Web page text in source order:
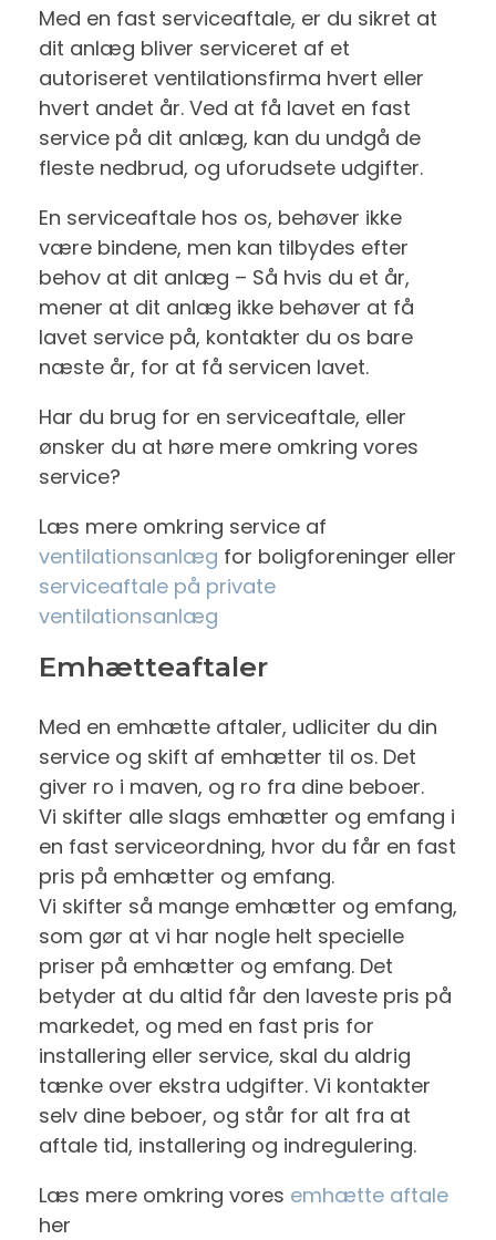
Med en fast serviceaftale, er du sikret at
dit anlæg bliver serviceret af et
autoriseret ventilationsfirma hvert eller
hvert andet år. Ved at få lavet en fast
service på dit anlæg, kan du undgå de
fleste nedbrud, og uforudsete udgifter.
En serviceaftale hos os, behøver ikke
være bindene, men kan tilbydes efter
behov at dit anlæg – Så hvis du et år,
mener at dit anlæg ikke behøver at få
lavet service på, kontakter du os bare
næste år, for at få servicen lavet.
Har du brug for en serviceaftale, eller
ønsker du at høre mere omkring vores
service?
Læs mere omkring service af
ventilationsanlæg for boligforeninger eller
serviceaftale på private
ventilationsanlæg
Emhætteaftaler
Med en emhætte aftaler, udliciter du din
service og skift af emhætter til os. Det
giver ro i maven, og ro fra dine beboer.
Vi skifter alle slags emhætter og emfang i
en fast serviceordning, hvor du får en fast
pris på emhætter og emfang.
Vi skifter så mange emhætter og emfang,
som gør at vi har nogle helt specielle
priser på emhætter og emfang. Det
betyder at du altid får den laveste pris på
markedet, og med en fast pris for
installering eller service, skal du aldrig
tænke over ekstra udgifter. Vi kontakter
selv dine beboer, og står for alt fra at
aftale tid, installering og indregulering.
Læs mere omkring vores emhætte aftale
her